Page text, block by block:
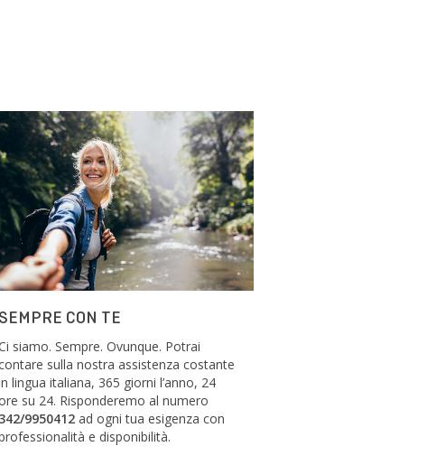
SEMPRE CON TE
siamo. Sempre. Ovunque. Potrai
sulla nostra assistenza costante
lingua italiana, 365 giorni l’anno, 24
su 24. Risponderemo al numero
342/9950412 ad ogni tua esigenza con
e disponibilità.